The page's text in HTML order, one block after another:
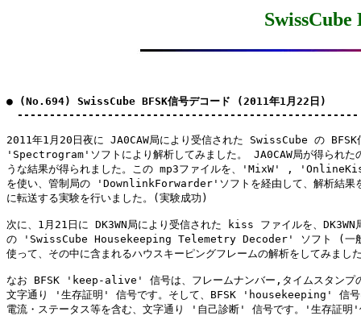
● (No.694) SwissCube BFSK信号デコード (2011年1月22日)
-----------------------------------------------------
2011年1月20日夜に JA0CAW局により受信された SwissCube の BFSK
'Spectrogram'ソフトにより解析してみました。 JA0CAW局が得られた
うな結果が得られました。この mp3ファイルを、'MixW' ,
を使い、管制局の 'DownlinkForwarder'ソフトを経由して、解析結果
に転送する実験を行いました。(実験成功)
次に、1月21日に DK3WN局により受信された kiss ファイルを、DK3WN
の 'SwissCube Housekeeping Telemetry Decoder' ソフト (一
使って、その中に含まれるハウスキーピングフレームの解析をしてみまし
なお BFSK 'keep-alive' 信号は、フレームナンバー,タイムスタンプ
文字通り '生存証明' 信号です。そして、BFSK 'housekeeping' 信号
電流・ステータス等を含む、文字通り '自己診断' 信号です。'生存証明'